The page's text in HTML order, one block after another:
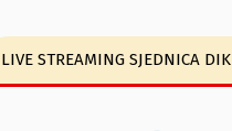
LIVE STREAMING SJEDNICA DIK